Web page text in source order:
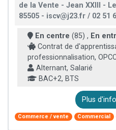
de la Vente - Jean XXIII -
85505 - iscv@j23.fr / 02 51
En centre (85) , En
Contrat de
professionnalisation,
Alternant, Salarié
BAC+2, BTS
Plus
Commerce / vente Commercial